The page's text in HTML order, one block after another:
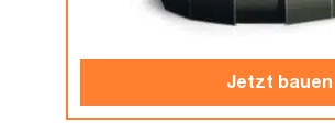
Jetzt bauen